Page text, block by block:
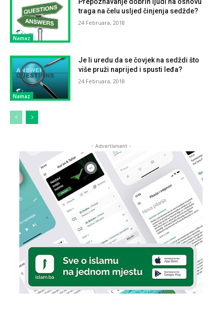
Namaz
traga na čelu usljed činjenja sedžde?
24 Februara, 2018
Namaz
Je li uredu da se čovjek na sedždi što
više pruži naprijed i spusti leđa?
24 Februara, 2018
- Advertisment -